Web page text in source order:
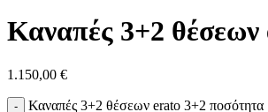
Καναπές 3+2 θέσεων
1.150,00 €
Καναπές 3+2 θέσεων erato 3+2 ποσότητα